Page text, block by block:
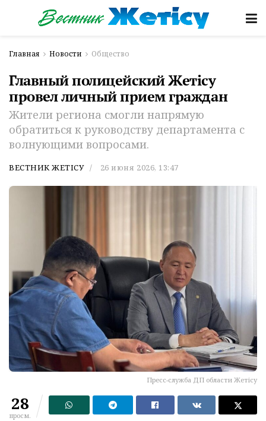
Главная Новости Общество
Главный полицейский Жетісу
провел личный прием граждан
Жители региона смогли напрямую
обратиться к руководству департамента с
волнующими вопросами.
ВЕСТНИК ЖЕТІСУ 26 июня 2026, 13:47
Пресс-служба ДП области Жетісу
28
просм.